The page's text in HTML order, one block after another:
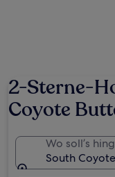
2-Sterne-
Coyote
Wo soll’s
South